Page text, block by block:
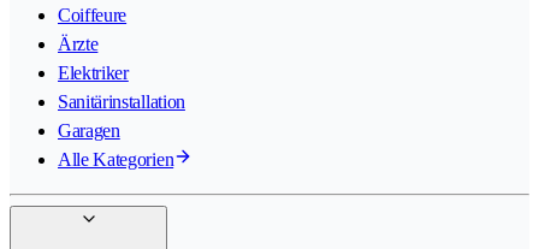
Coiffeure
Ärzte
Elektriker
Sanitärinstallation
Garagen
Alle Kategorien